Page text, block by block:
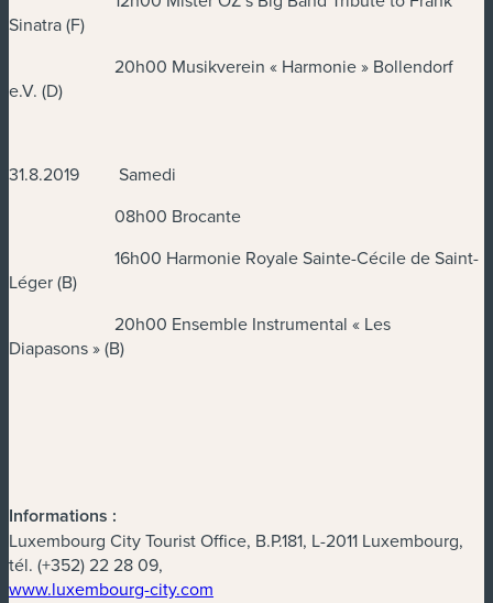
Sinatra (F)
20h00 Musikverein « Harmonie » Bollendorf
e.V. (D)
31.8.2019 Samedi
08h00 Brocante
16h00 Harmonie Royale Sainte-Cécile de Saint-
Léger (B)
20h00 Ensemble Instrumental « Les
Diapasons » (B)
Informations :
Luxembourg City Tourist Office, B.P.181, L-2011 Luxembourg,
tél. (+352) 22 28 09,
www.luxembourg-city.com